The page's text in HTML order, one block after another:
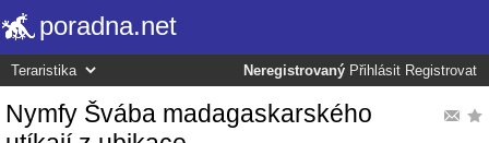
poradna.net
Neregistrovaný Přihlásit Registrovat
Nymfy Švába madagaskarského